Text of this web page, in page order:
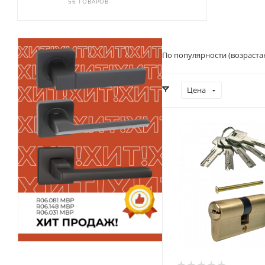
По популярности
Цена